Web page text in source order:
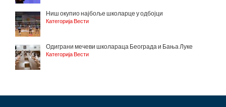
Ниш окупио најбоље школарце у одбојци
Категорија Вести
Одиграни мечеви школараца Београда и Бања Луке
Категорија Вести